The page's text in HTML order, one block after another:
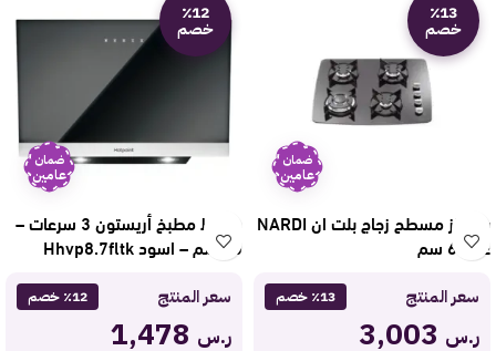
٪13
خصم
ضمان
عامين
بوتاجاز مسطح زجاج بلت ان NARDI
غاز 60 سم
سعر المنتج ٪13 خصم
ر.س
٪12
خصم
ضمان
عامين
شفاط مطبخ أريستون 3 سرعات –
80 سم – اسود Hhvp8.7fltk
سعر المنتج ٪12 خصم
ر.س